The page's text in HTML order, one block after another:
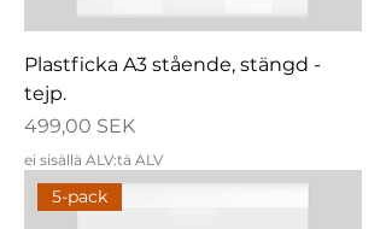
Plastficka A3 stående, stängd -
tejp.
Hinta
499,00 SEK
ei sisällä ALV:tä ALV
5-pack